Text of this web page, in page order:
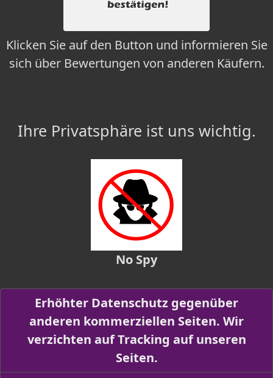
Klicken Sie auf den Button und informieren Sie
sich über Bewertungen von anderen Käufern.
Ihre Privatsphäre ist uns wichtig.
No Spy
Erhöhter Datenschutz gegenüber
anderen kommerziellen Seiten. Wir
verzichten auf Tracking auf unseren
Seiten.